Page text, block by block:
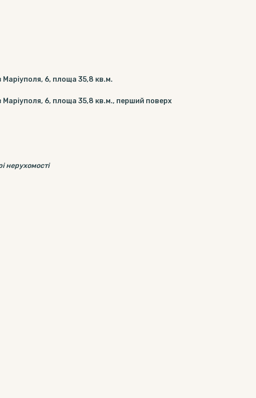
6, площа 35,8 кв.м.
6, площа 35,8 кв.м., перший поверх
нерухомості